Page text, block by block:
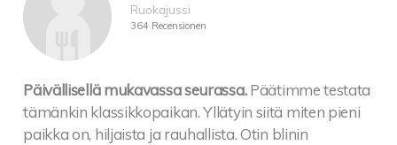
Ruokajussi
364 Recensionen
Päivällisellä mukavassa seurassa. Päätimme testata
tämänkin klassikkopaikan. Yllätyin siitä miten pieni
paikka on, hiljaista ja rauhallista. Otin blinin